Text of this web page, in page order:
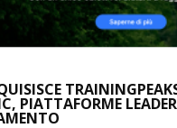
PIATTAFORME